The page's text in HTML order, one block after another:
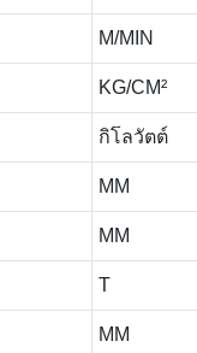
M/MIN
KG/CM²
กิโลวัตต์
MM
MM
T
MM